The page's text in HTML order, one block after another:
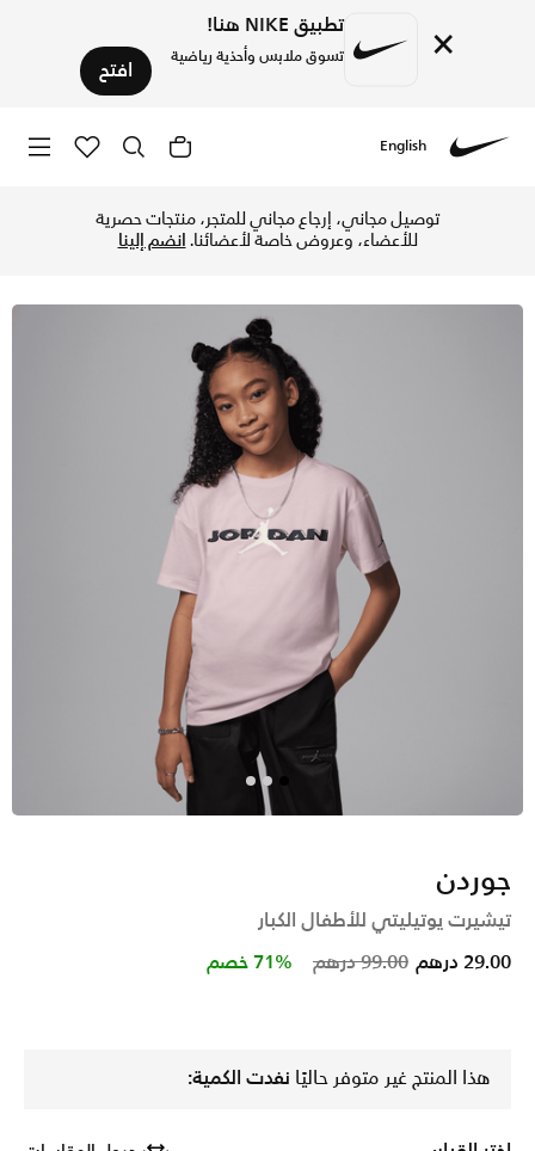
× تطبيق NIKE هنا!
تسوق ملابس وأحذية رياضية افتح
English
توصيل مجاني، إرجاع مجاني للمتجر، منتجات حصرية
للأعضاء، وعروض خاصة لأعضائنا.انضم إلينا
جوردن
تيشيرت يوتيليتي للأطفال الكبار
Price reduced from
99.00 درهم to 29.00 درهم 71% خصم
هذا المنتج غير متوفر حاليًا نفدت الكمية: